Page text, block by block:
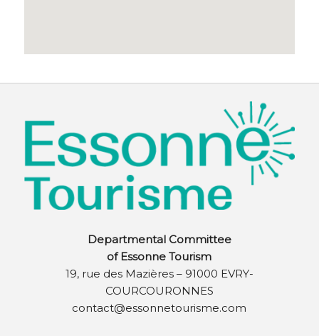
Departmental Committee
of Essonne Tourism
19, rue des Mazières – 91000 EVRY-
COURCOURONNES
contact@essonnetourisme.com